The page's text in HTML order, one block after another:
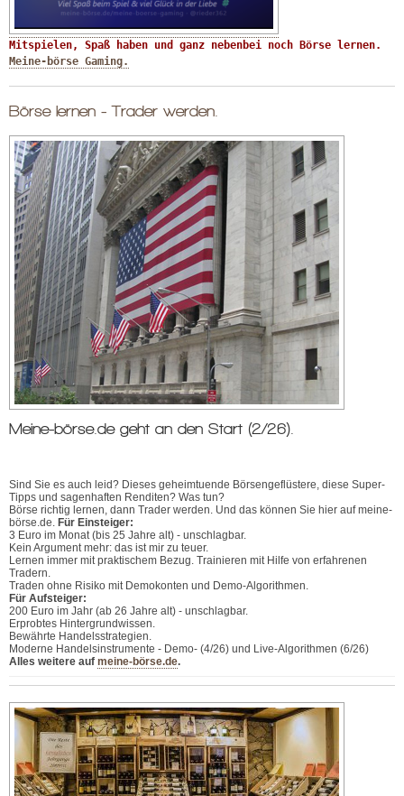
Meine-börse Gaming.
Börse lernen - Trader werden.
Meine-börse.de geht an den Start (2/26).
Sind Sie es auch leid? Dieses geheimtuende Börsengeflüstere, diese Super-
Tipps und sagenhaften Renditen? Was tun?
Börse richtig lernen, dann Trader werden. Und das können Sie hier auf meine-
börse.de. Für Einsteiger:
3 Euro im Monat (bis 25 Jahre alt) - unschlagbar.
Kein Argument mehr: das ist mir zu teuer.
Lernen immer mit praktischem Bezug. Trainieren mit Hilfe von erfahrenen
Tradern.
Traden ohne Risiko mit Demokonten und Demo-Algorithmen.
Für Aufsteiger:
200 Euro im Jahr (ab 26 Jahre alt) - unschlagbar.
Erprobtes Hintergrundwissen.
Bewährte Handelsstrategien.
Moderne Handelsinstrumente - Demo- (4/26) und Live-Algorithmen (6/26)
Alles weitere auf meine-börse.de.